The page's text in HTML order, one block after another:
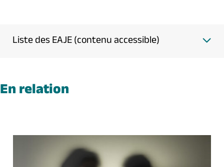
Liste des EAJE (contenu accessible)
En relation